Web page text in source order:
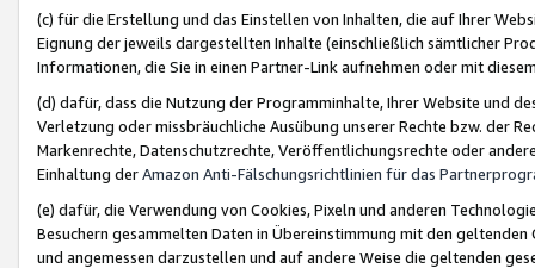
(c) für die Erstellung und das Einstellen von Inhalten, die auf Ihrer
Eignung der jeweils dargestellten Inhalte (einschließlich sämtlicher
Informationen, die Sie in einen Partner-Link aufnehmen oder mit
(d) dafür, dass die Nutzung der Programminhalte, Ihrer Website und
Verletzung oder missbräuchliche Ausübung unserer Rechte bzw. der
Markenrechte, Datenschutzrechte, Veröffentlichungsrechte oder
Einhaltung derAmazon Anti-Fälschungsrichtlinien für das
(e) dafür, die Verwendung von Cookies, Pixeln und anderen
Besuchern gesammelten Daten in Übereinstimmung mit den
und angemessen darzustellen und auf andere Weise die geltenden